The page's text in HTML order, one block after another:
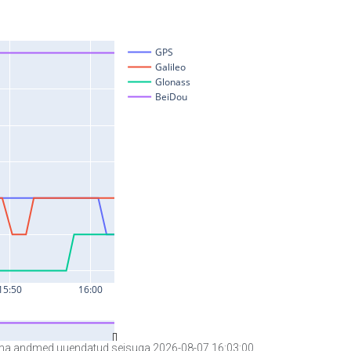
andmed uuendatud seisuga 2026-08-07 16:03:00